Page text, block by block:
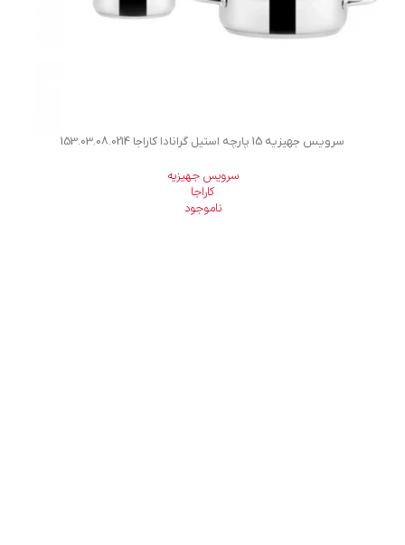
سرویس جهیزیه 15 پارچه استیل گرانادا کاراجا 153.03.08.0214
سرویس جهیزیه
کاراجا
ناموجود